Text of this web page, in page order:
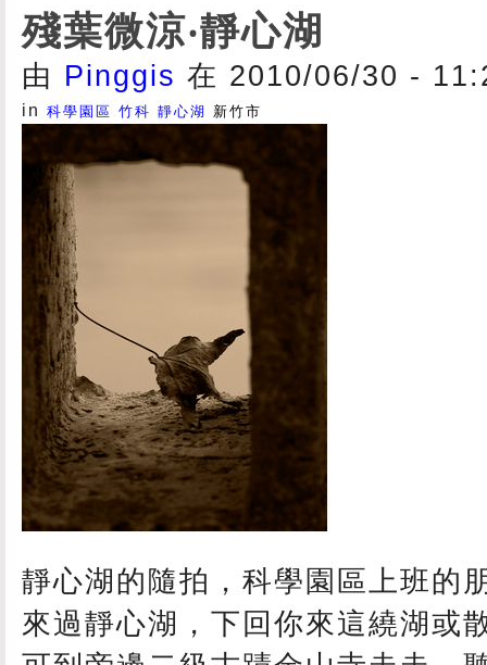
殘葉微涼‧靜心湖
由 Pinggis 在 2010/06/30 -
in 科學園區 竹科 靜心湖 新竹市
靜心湖的隨拍，科學園區上班的
來過靜心湖，下回你來這繞湖或